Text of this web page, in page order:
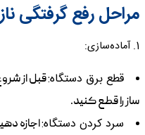
مراحل رفع گرفتگی
1. آماده‌سازی:
قطع برق دستگاه:قبل از
ساز را قطع کنید.
سرد کردن دستگاه:اجازه